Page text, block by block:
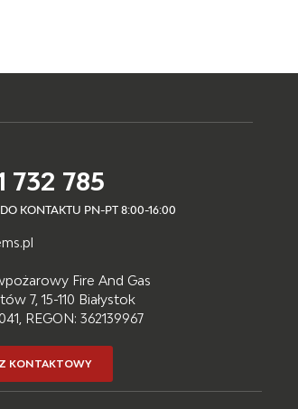
732 785
KONTAKTU PN-PT 8:00-16:00
Fire And Gas
7, 15-110 Białystok
REGON: 362139967
KONTAKTOWY